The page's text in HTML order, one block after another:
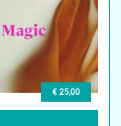
€ 25,00